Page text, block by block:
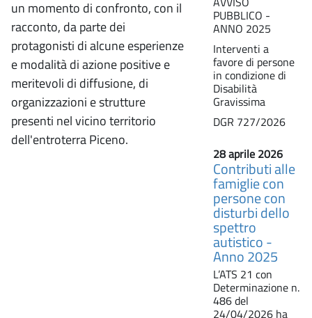
un momento di confronto, con il
racconto, da parte dei
protagonisti di alcune esperienze
e modalità di azione positive e
meritevoli di diffusione, di
organizzazioni e strutture
presenti nel vicino territorio
dell'entroterra Piceno.
PUBBLICO -
ANNO 2025
Interventi a
favore di persone
in condizione di
Disabilità
Gravissima
DGR 727/2026
28 aprile 2026
Contributi alle
famiglie con
persone con
disturbi dello
spettro
autistico -
Anno 2025
L’ATS 21 con
Determinazione n.
486 del
24/04/2026 ha